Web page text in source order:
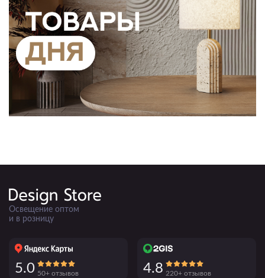
Освещение оптом
и в розницу
5.0 50+ отзывов 4.8 220+ отзывов